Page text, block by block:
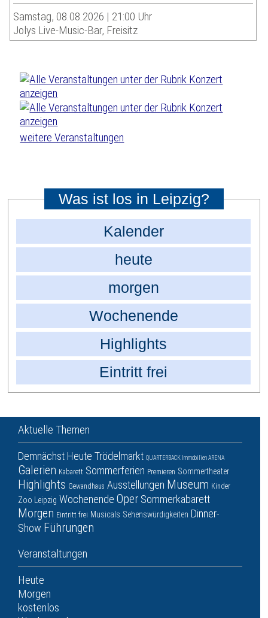
Samstag, 08.08.2026 | 21:00 Uhr
Jolys Live-Music-Bar, Freisitz
weitere Veranstaltungen
Was ist los in Leipzig?
Kalender
heute
morgen
Wochenende
Highlights
Eintritt frei
Aktuelle Themen
Demnächst Heute Trödelmarkt QUARTERBACK Immobilien ARENA
Galerien Kabarett Sommerferien Premieren Sommertheater
Highlights Gewandhaus Ausstellungen Museum Kinder
Zoo Leipzig Wochenende Oper Sommerkabarett
Morgen Eintritt frei Musicals Sehenswürdigkeiten Dinner-
Show Führungen
Veranstaltungen
Heute
Morgen
kostenlos